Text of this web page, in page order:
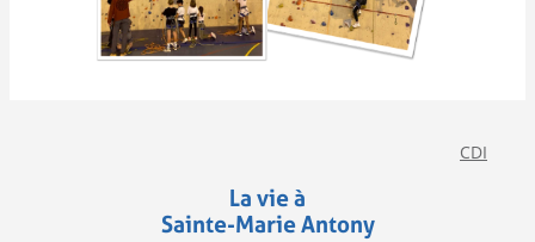
CDI
La vie à
Sainte-Marie Antony